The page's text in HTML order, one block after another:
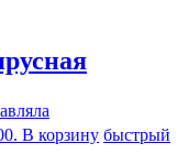
В корзину быстрый